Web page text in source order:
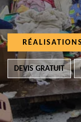
RÉALISATIONS
DEVIS GRATUIT